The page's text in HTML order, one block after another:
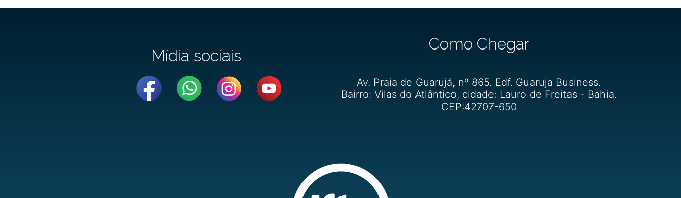
Mídia sociais
Como Chegar
Av. Praia de Guarujá, nº 865. Edf. Guaruja Business.
Bairro: Vilas do Atlântico, cidade: Lauro de Freitas - Bahia.
CEP:42707-650